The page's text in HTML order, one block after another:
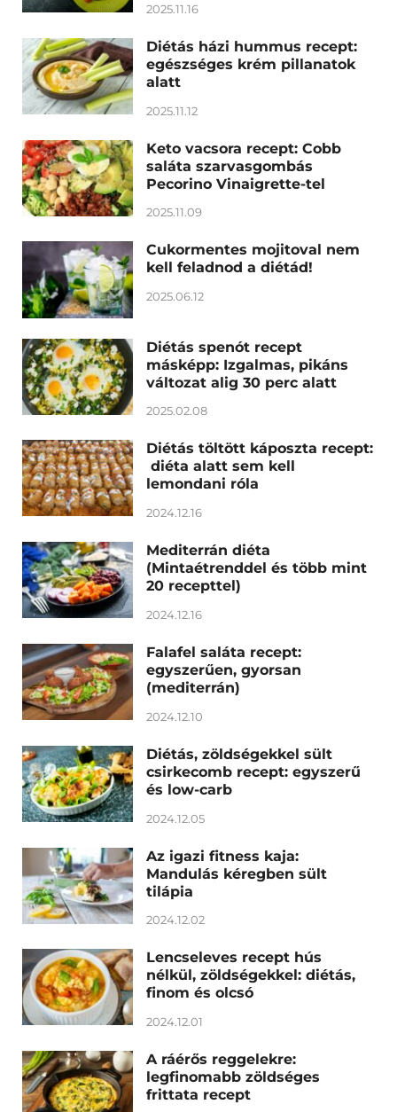
2025.11.16
Diétás házi hummus recept:
egészséges krém pillanatok
alatt
2025.11.12
Keto vacsora recept: Cobb
saláta szarvasgombás
Pecorino Vinaigrette-tel
2025.11.09
Cukormentes mojitoval nem
kell feladnod a diétád!
2025.06.12
Diétás spenót recept
másképp: Izgalmas, pikáns
változat alig 30 perc alatt
2025.02.08
Diétás töltött káposzta recept:
diéta alatt sem kell
lemondani róla
2024.12.16
Mediterrán diéta
(Mintaétrenddel és több mint
20 recepttel)
2024.12.16
Falafel saláta recept:
egyszerűen, gyorsan
(mediterrán)
2024.12.10
Diétás, zöldségekkel sült
csirkecomb recept: egyszerű
és low-carb
2024.12.05
Az igazi fitness kaja:
Mandulás kéregben sült
tilápia
2024.12.02
Lencseleves recept hús
nélkül, zöldségekkel: diétás,
finom és olcsó
2024.12.01
A ráérős reggelekre:
legfinomabb zöldséges
frittata recept